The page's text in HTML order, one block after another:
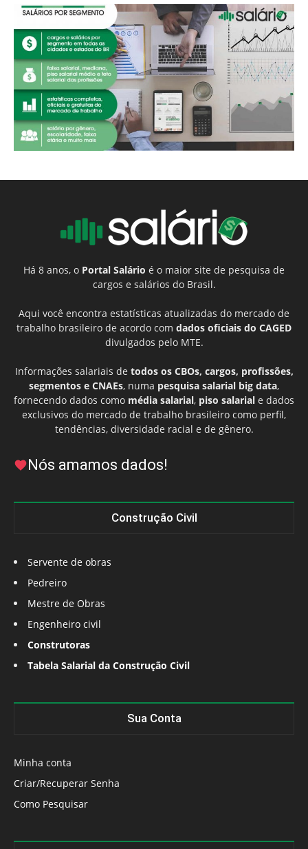
Há 8 anos, o Portal Salário é o maior site de pesquisa de
cargos e salários do Brasil.
Aqui você encontra estatísticas atualizadas do mercado de
trabalho brasileiro de acordo com dados oficiais do CAGED
divulgados pelo MTE.
Informações salariais de todos os CBOs, cargos, profissões,
segmentos e CNAEs, numa pesquisa salarial big data,
fornecendo dados como média salarial, piso salarial e dados
exclusivos do mercado de trabalho brasileiro como perfil,
tendências, diversidade racial e de gênero.
Nós amamos dados!
Construção Civil
Servente de obras
Pedreiro
Mestre de Obras
Engenheiro civil
Construtoras
Tabela Salarial da Construção Civil
Sua Conta
Minha conta
Criar/Recuperar Senha
Como Pesquisar